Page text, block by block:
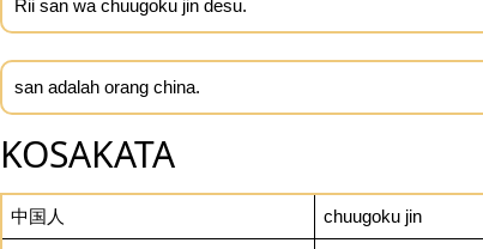
Rii san wa chuugoku jin desu.
san adalah orang china.
KOSAKATA
中国人 chuugoku jin